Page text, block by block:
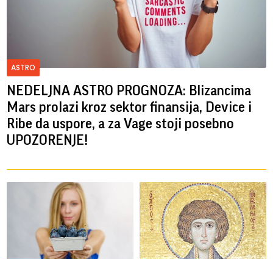
ASTRO
NEDELJNA ASTRO PROGNOZA: Blizancima
Mars prolazi kroz sektor finansija, Device i
Ribe da uspore, a za Vage stoji posebno
UPOZORENJE!